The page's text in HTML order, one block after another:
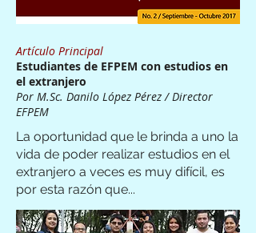
Artículo Principal
Estudiantes de EFPEM con estudios en
el extranjero
Por M.Sc. Danilo López Pérez / Director
EFPEM
La oportunidad que le brinda a uno la
vida de poder realizar estudios en el
extranjero a veces es muy difícil, es
por esta razón que...